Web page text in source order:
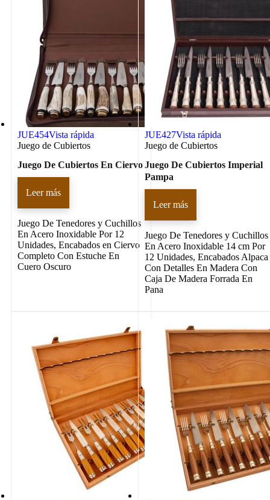
JUE454Vista rápida
Juego de Cubiertos
Juego De Cubiertos En Ciervo
Leer más
Juego De Tenedores y Cuchillos
En Acero Inoxidable Por 12
Unidades, Encabados en Ciervo
Completo Con Estuche En
Cuero Oscuro
JUE427Vista rápida
Juego de Cubiertos
Juego De Cubiertos Imperial
Pampa
Leer más
Juego De Tenedores y Cuchillos
En Acero Inoxidable 14 cm Por
12 Unidades, Encabados Alpaca
Con Detalles En Madera Con
Caja De Madera Forrada En
Pana